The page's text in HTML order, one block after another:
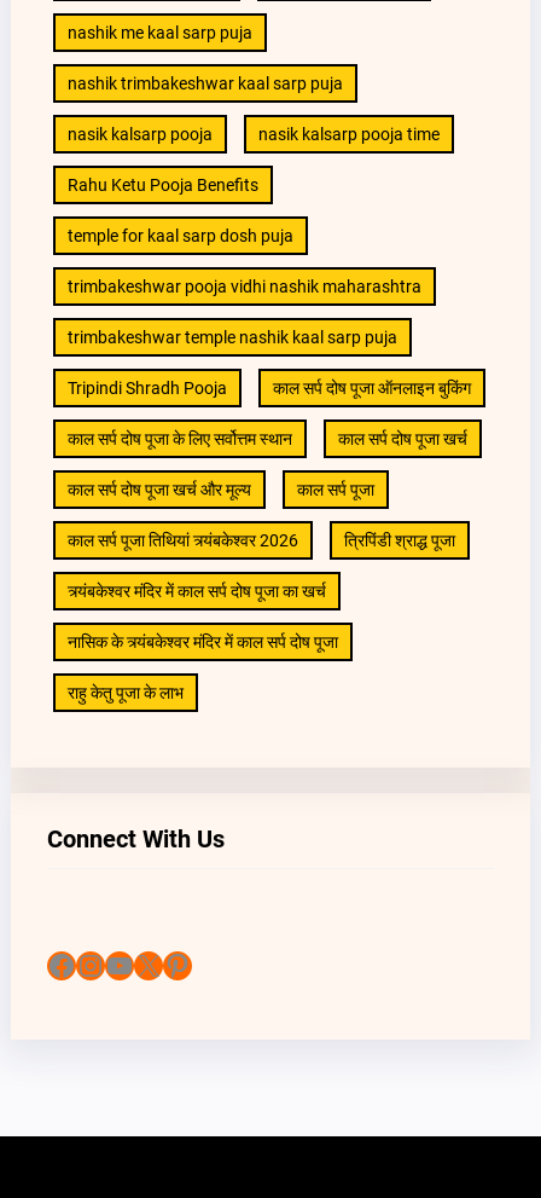
nashik me kaal sarp puja
nashik trimbakeshwar kaal sarp puja
nasik kalsarp pooja nasik kalsarp pooja time
Rahu Ketu Pooja Benefits
temple for kaal sarp dosh puja
trimbakeshwar pooja vidhi nashik maharashtra
trimbakeshwar temple nashik kaal sarp puja
Tripindi Shradh Pooja काल सर्प दोष पूजा ऑनलाइन बुकिंग
काल सर्प दोष पूजा के लिए सर्वोत्तम स्थान काल सर्प दोष पूजा खर्च
काल सर्प दोष पूजा खर्च और मूल्य काल सर्प पूजा
काल सर्प पूजा तिथियां त्र्यंबकेश्वर 2026 त्रिपिंडी श्राद्ध पूजा
त्र्यंबकेश्वर मंदिर में काल सर्प दोष पूजा का खर्च
नासिक के त्र्यंबकेश्वर मंदिर में काल सर्प दोष पूजा
राहु केतु पूजा के लाभ
Connect With Us
Facebook InstagramYouTube X Pinterest